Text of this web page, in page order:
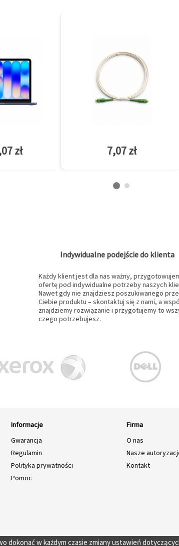
zł 7,07 zł
Indywidualne podejście do klienta
Każdy klient jest dla nas ważny,
ofertę pod indywidualne potrzeby naszych
Nawet gdy nie znajdziesz poszukiwanego
Ciebie produktu – skontaktuj się z nami, a
znajdziemy rozwiązanie i przygotujemy to
czego potrzebujesz.
Informacje
Gwarancja
Regulamin
Polityka prywatności
Pomoc
Firma
O nas
Nasze
Kontakt
dokonać w każdym czasie zmiany ustawień